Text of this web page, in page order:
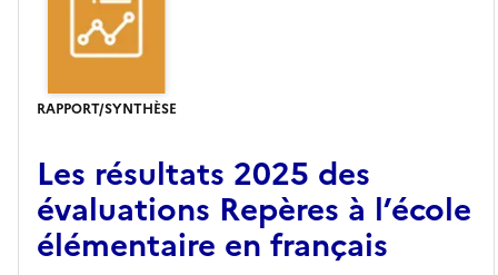
RAPPORT/SYNTHÈSE
Les résultats 2025 des
évaluations Repères à l’école
élémentaire en français